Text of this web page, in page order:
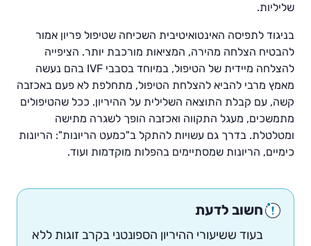
שליליות.
בניגוד לתפיסה האינטואיטיבית השכיחה שטיפול פריון אמור
להבטיח הצלחה מהירה, המציאות מורכבת יותר. הציפייה
להצלחה מיידית של הטיפול, במיוחד בסבבי IVF בהם נעשה
מאמץ מרבי להביא להצלחת הטיפול, מתחלפת לא פעם באכזבה
קשה, עם קבלת התוצאה השלילית על ההיריון. ככל שהטיפולים
מתמשכים, מעגל התקווה ואכזבה הופך לשגרה מתישה
ומטלטלת. בדרך גם עשויות להתקל ב"כמעט הריונות": הריונות
כימיים, הריונות שמסתיימים בהפלות מוקדמות ועוד.
חשוב לדעת
בעוד ששיעורי ההיריון הספונטני בקרב זוגות ללא